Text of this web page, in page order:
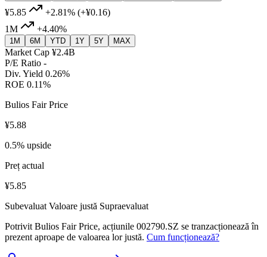
¥5.85 +2.81% (+¥0.16)
1M
+4.40%
1M 6M YTD 1Y 5Y MAX
Market Cap ¥2.4B
P/E Ratio -
Div. Yield 0.26%
ROE 0.11%
Bulios Fair Price
¥5.88
0.5% upside
Preț actual
¥5.85
Subevaluat Valoare justă Supraevaluat
Potrivit Bulios Fair Price, acțiunile 002790.SZ se tranzacționează în
prezent aproape de valoarea lor justă. Cum funcționează?